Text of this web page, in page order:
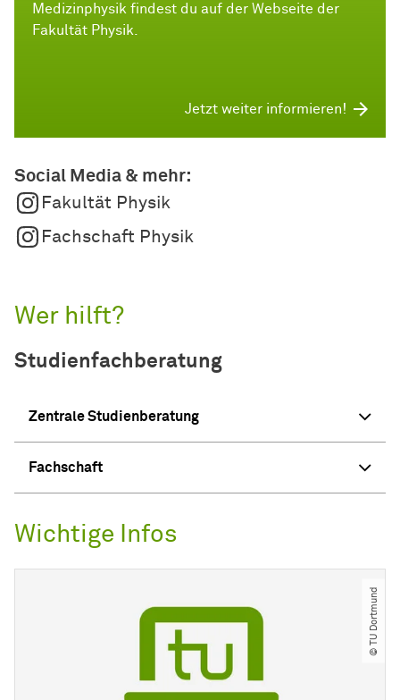
Medizinphysik findest du auf der Webseite der
Fakultät Physik.
Jetzt weiter informieren!
Social Media & mehr:
Fakultät Physik
Fachschaft Physik
Wer hilft?
Studienfachberatung
Zentrale Studienberatung
Fachschaft
Wichtige Infos
© TU Dortmund